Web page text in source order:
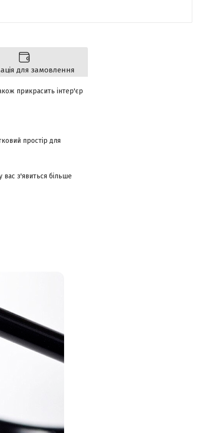
для замовлення
прикрасить інтер'єр
простір для
вас з'явиться більше